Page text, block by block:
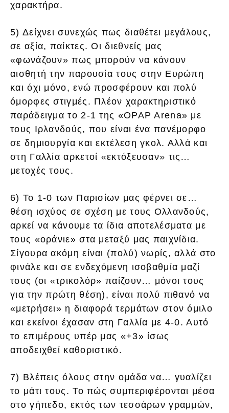
χαρακτήρα.
5) Δείχνει συνεχώς πως διαθέτει μεγάλους,
σε αξία, παίκτες. Οι διεθνείς μας
«φωνάζουν» πως μπορούν να κάνουν
αισθητή την παρουσία τους στην Ευρώπη
και όχι μόνο, ενώ προσφέρουν και πολύ
όμορφες στιγμές. Πλέον χαρακτηριστικό
παράδειγμα το 2-1 της «OPAP Arena» με
τους Ιρλανδούς, που είναι ένα πανέμορφο
σε δημιουργία και εκτέλεση γκολ. Αλλά και
στη Γαλλία αρκετοί «εκτόξευσαν» τις…
μετοχές τους.
6) Το 1-0 των Παρισίων μας φέρνει σε…
θέση ισχύος σε σχέση με τους Ολλανδούς,
αρκεί να κάνουμε τα ίδια αποτελέσματα με
τους «οράνιε» στα μεταξύ μας παιχνίδια.
Σίγουρα ακόμη είναι (πολύ) νωρίς, αλλά στο
φινάλε και σε ενδεχόμενη ισοβαθμία μαζί
τους (οι «τρικολόρ» παίζουν… μόνοι τους
για την πρώτη θέση), είναι πολύ πιθανό να
«μετρήσει» η διαφορά τερμάτων στον όμιλο
και εκείνοι έχασαν στη Γαλλία με 4-0. Αυτό
το επιμέρους υπέρ μας «+3» ίσως
αποδειχθεί καθοριστικό.
7) Βλέπεις όλους στην ομάδα να… γυαλίζει
το μάτι τους. Το πώς συμπεριφέρονται μέσα
στο γήπεδο, εκτός των τεσσάρων γραμμών,